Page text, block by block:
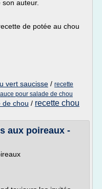
auteur.
de potée au chou
vert saucisse / recette
pour salade de chou
de chou / recette chou
aux poireaux -